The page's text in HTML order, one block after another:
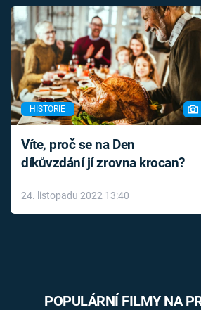
HISTORIE
Víte, proč se na Den
díkůvzdání jí zrovna krocan?
24. listopadu 2022 13:40
POPULÁRNÍ FILMY NA